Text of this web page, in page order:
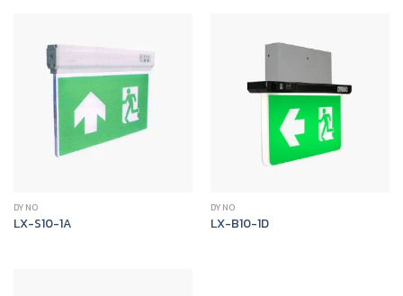
DYNO
LX-S10-1A
DYNO
LX-B10-1D